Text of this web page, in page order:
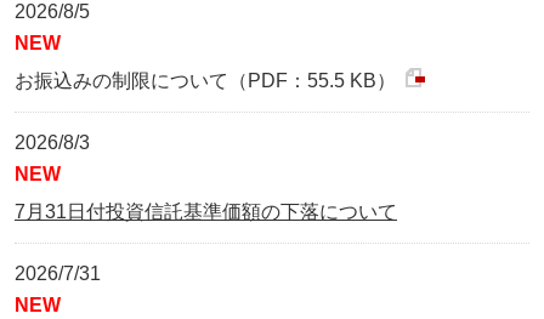
2026/8/5
NEW
お振込みの制限について（PDF：55.5 KB）
2026/8/3
NEW
7月31日付投資信託基準価額の下落について
2026/7/31
NEW